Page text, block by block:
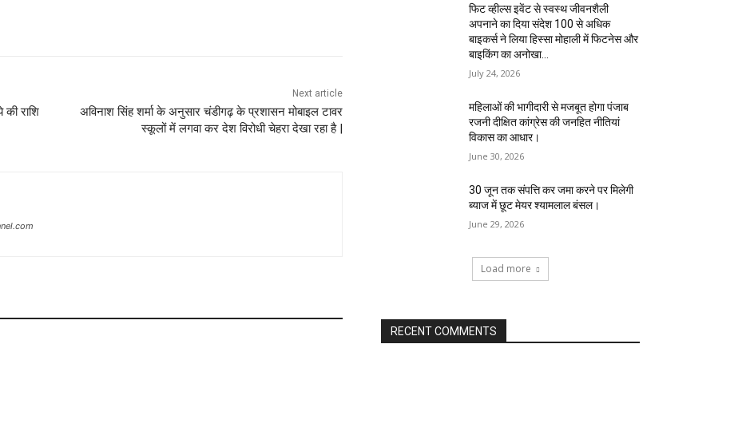
राशि
Next article
अविनाश सिंह शर्मा के अनुसार चंडीगढ़ के प्रशासन मोबाइल टावर
स्कूलों में लगवा कर देश विरोधी चेहरा देखा रहा है |
फिट व्हील्स इवेंट से स्वस्थ जीवनशैली
अपनाने का दिया संदेश 100 से अधिक
बाइकर्स ने लिया हिस्सा मोहाली में फिटनेस और
बाइकिंग का अनोखा...
July 24, 2026
महिलाओं की भागीदारी से मजबूत होगा पंजाब
रजनी दीक्षित कांग्रेस की जनहित नीतियां
विकास का आधार।
June 30, 2026
30 जून तक संपत्ति कर जमा करने पर मिलेगी
ब्याज में छूट मेयर श्यामलाल बंसल।
June 29, 2026
Load more
RECENT COMMENTS